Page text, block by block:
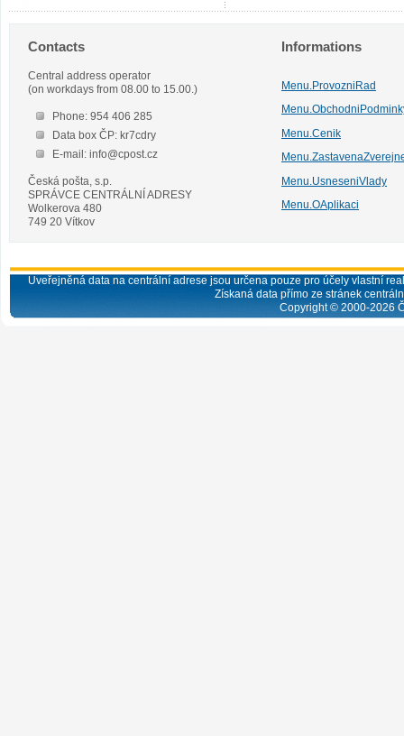
Contacts
Central address operator
(on workdays from 08.00 to 15.00.)
Phone: 954 406 285
Data box ČP: kr7cdry
E-mail: info@cpost.cz
Česká pošta, s.p.
SPRÁVCE CENTRÁLNÍ ADRESY
Wolkerova 480
749 20 Vítkov
Informations
Menu.ProvozniRad
Menu.Cenik
Menu.UsneseniVlady
Menu.OAplikaci
Uveřejněná data na centrální adrese jsou určena pouze pro účely vlastní
Získaná data přímo ze stránek
Copyright © 2000-2026